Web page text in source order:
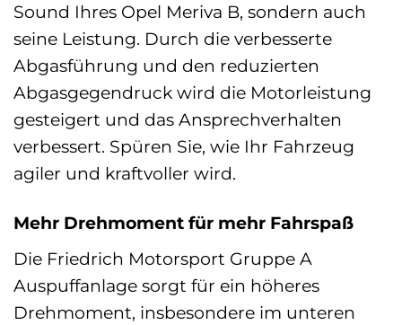
Sound Ihres Opel Meriva B, sondern auch
seine Leistung. Durch die verbesserte
Abgasführung und den reduzierten
Abgasgegendruck wird die Motorleistung
gesteigert und das Ansprechverhalten
verbessert. Spüren Sie, wie Ihr Fahrzeug
agiler und kraftvoller wird.
Mehr Drehmoment für mehr Fahrspaß
Die Friedrich Motorsport Gruppe A
Auspuffanlage sorgt für ein höheres
Drehmoment, insbesondere im unteren